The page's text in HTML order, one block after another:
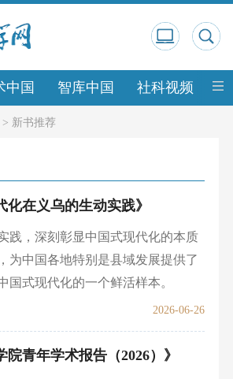
中国 智库中国 社科视频 中
> 新书推荐
化在义乌的生动实践》
践，深刻彰显中国式现代化的本质
为中国各地特别是县域发展提供了
国式现代化的一个鲜活样本。
2026-06-26
院青年学术报告（2026）》